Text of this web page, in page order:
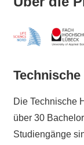
Die Technische
über 30
Studiengänge